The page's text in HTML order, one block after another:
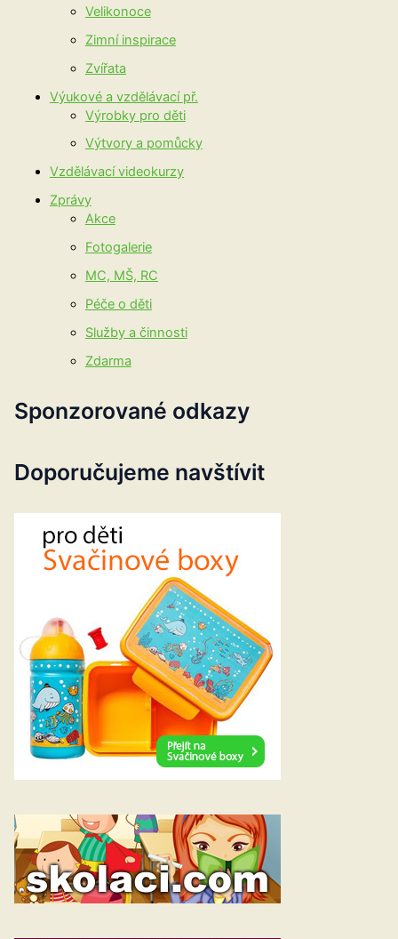
Velikonoce
Zimní inspirace
Zvířata
Výukové a vzdělávací př.
Výrobky pro děti
Výtvory a pomůcky
Vzdělávací videokurzy
Zprávy
Akce
Fotogalerie
MC, MŠ, RC
Péče o děti
Služby a činnosti
Zdarma
Sponzorované odkazy
Doporučujeme navštívit